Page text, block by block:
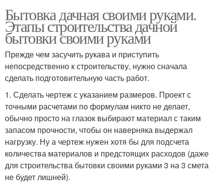
Бытовка дачная своими руками.
Этапы строительства дачной
бытовки своими руками
Прежде чем засучить рукава и приступить
непосредственно к строительству, нужно сначала
сделать подготовительную часть работ.
1. Сделать чертеж с указанием размеров. Проект с
точными расчетами по формулам никто не делает,
обычно просто на глазок выбирают материал с таким
запасом прочности, чтобы он наверняка выдержал
нагрузку. Ну а чертеж нужен хотя бы для подсчета
количества материалов и предстоящих расходов (даже
для строительства бытовки своими руками 3 на 3 смета
не будет лишней).